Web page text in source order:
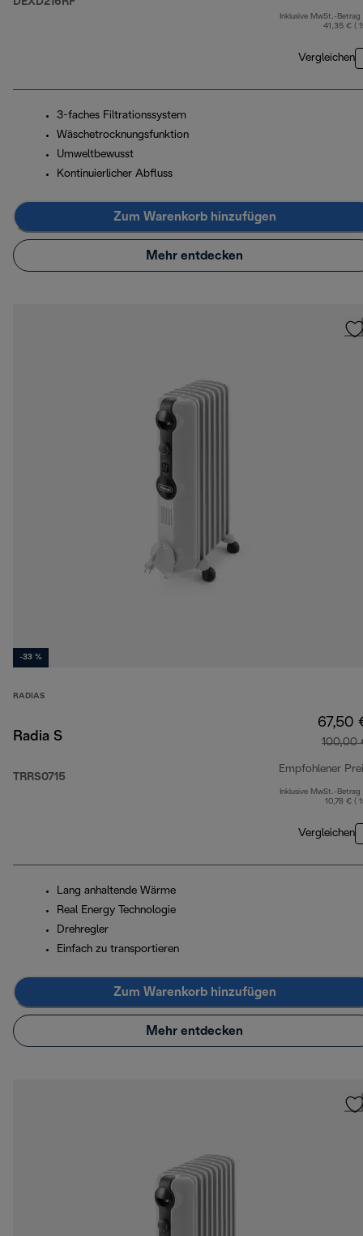
DEXD216RF
Inklusive MwSt.-Betrag
41,35 € (
Vergleichen
3-faches Filtrationssystem
Wäschetrocknungsfunktion
Umweltbewusst
Kontinuierlicher Abfluss
Zum Warenkorb hinzufügen
Mehr entdecken
-33 %
RADIAS
Radia S
TRRS0715
67,50
100,00
Empfohlener
Inklusive MwSt.-Betrag
10,78 € (
Vergleichen
Lang anhaltende Wärme
Real Energy Technologie
Drehregler
Einfach zu transportieren
Zum Warenkorb hinzufügen
Mehr entdecken